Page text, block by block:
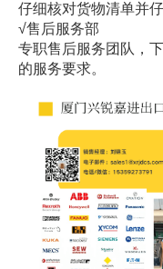
仔细核对货物清单并
√售后服务部
专职售后服务团队，
的服务要求。